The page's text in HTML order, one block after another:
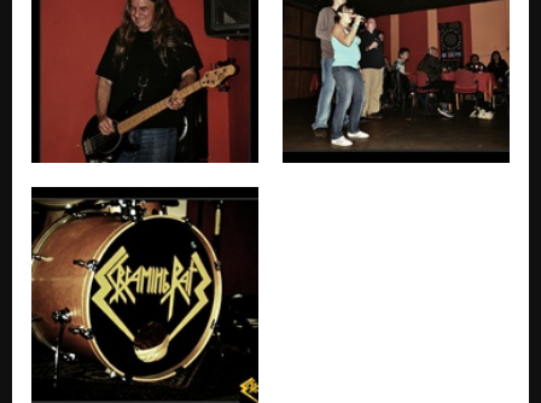
Láska (Vize 2005)
Vize (S.H.A.C. - 2005)
Mejdan (demo 2003)
Promo demo 2003 - mini CD - soutěžní výběr 3 skladeb
Promo demo 2003 - mini CD - soutěžní výběr 3 skladeb
Na Pánských záchodcích (demo 2003)
Promo demo 2003 - mini CD - soutěžní výběr 3 skladeb
Krysy v temnotách (live 2003)
Live 2003 (S.H.A.C. - 2003)
Nekropolis (live 2003)
Live 2003 (S.H.A.C. - 2003)